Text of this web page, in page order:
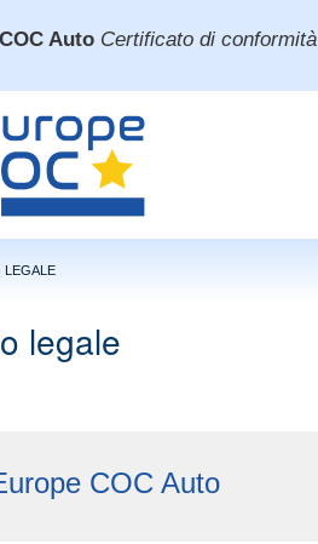
Auto Certificato di conformità
LEGALE
legale
COC Auto